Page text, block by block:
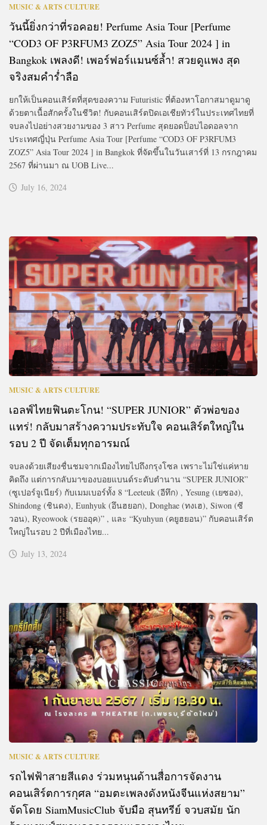
MUSIC & ARTS CULTURE
วันนี้ยิ่งกว่าที่รอคอย! Perfume Asia Tour [Perfume
“COD3 OF P3RFUM3 ZOZ5” Asia Tour 2024 ] in
Bangkok เพลงดี! เพอร์ฟอร์แมนซ์ล้ำ! สวยดูแพง สุด
จริงสมคำร่ำลือ
ยกให้เป็นคอนเสิร์ตที่สุดของความ Futuristic ที่ต้องหาโอกาสมาดูมาดู
ด้วยตาเนื้อสักครั้งในชีวิต! กับคอนเสิร์ตปิดเอเชียทัวร์ในประเทศไทยที่
จบลงไปอย่างสวยงามของ 3 สาว Perfume สุดยอดป็อบไอดอลจาก
ประเทศญี่ปุ่น Perfume Asia Tour [Perfume “COD3 OF P3RFUM3
ZOZ5” Asia Tour 2024 ] in Bangkok ที่จัดขึ้นในวันเสาร์ที่ 13 กรกฎาคม
2567 ที่ผ่านมา ณ UOB Live...
July 16, 2024
MUSIC & ARTS CULTURE
เอลฟ์ไทยฟินตะโกน! “SUPER JUNIOR” ตัวพ่อของ
แทร่! กลับมาสร้างความประทับใจ คอนเสิร์ตใหญ่ใน
รอบ 2 ปี จัดเต็มทุกอารมณ์
จบลงด้วยเสียงชื่นชมจากเมืองไทยไปถึงกรุงโซล เพราะไม่ใช่แค่หาย
คิดถึง แต่การกลับมาของบอยแบนด์ระดับตำนาน “SUPER JUNIOR”
(ซูเปอร์จูเนียร์) กับเมมเบอร์ทั้ง 8 “Leeteuk (อีทึก) , Yesung (เยซอง),
Shindong (ชินดง), Eunhyuk (อึนฮยอก), Donghae (ทงเฮ), Siwon (ซี
วอน), Ryeowook (รยออุค)” , และ “Kyuhyun (คยูฮยอน)” กับคอนเสิร์ต
ใหญ่ในรอบ 2 ปีที่เมืองไทย...
July 13, 2024
MUSIC & ARTS CULTURE
รถไฟฟ้าสายสีแดง ร่วมหนุนด้านสื่อการจัดงาน
คอนเสิร์ตการกุศล “อมตะเพลงดังหนังจีนแห่งสยาม”
จัดโดย SiamMusicClub จับมือ สุนทรีย์ จวบสมัย นัก